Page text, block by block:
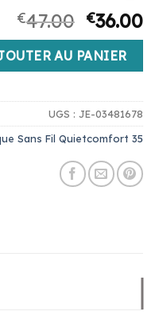
€47.00 €36.00
sans fil quietcomfort 35
AU PANIER
UGS : JE-03481678
Sans Fil Quietcomfort 35